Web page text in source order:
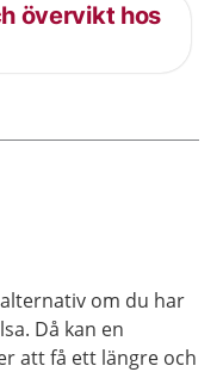
övervikt hos
om du har
Då kan en
att få ett längre och